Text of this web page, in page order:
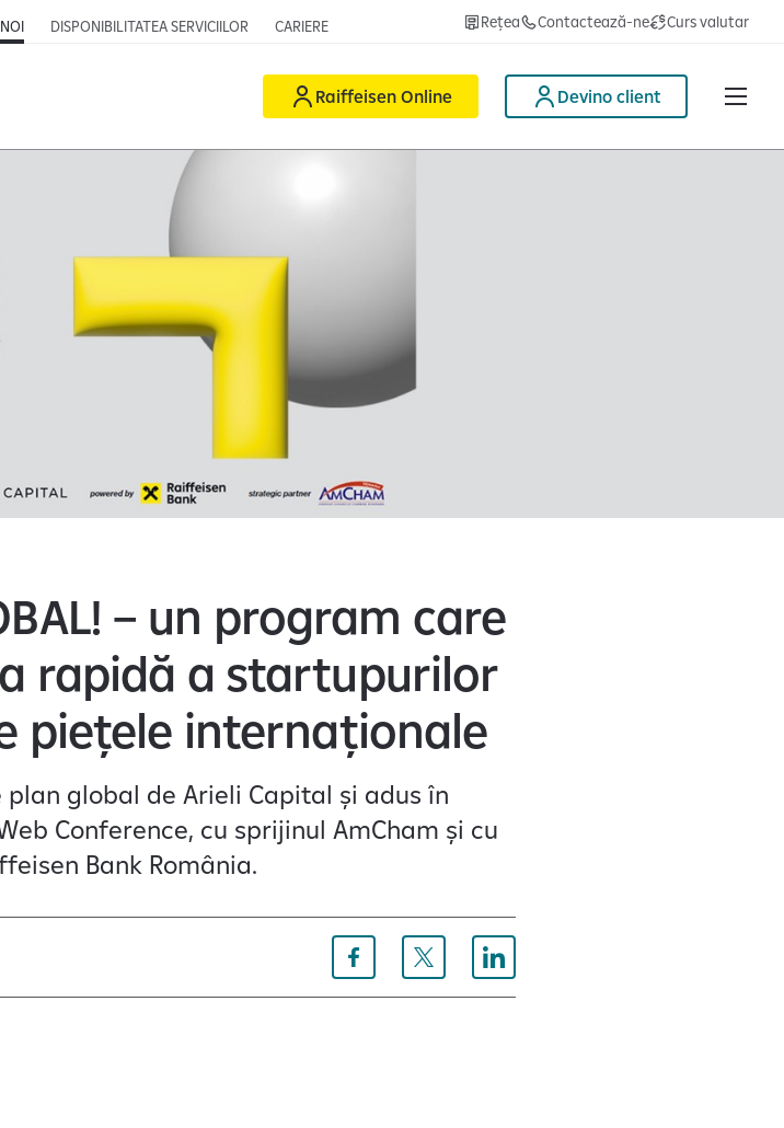
DISPONIBILITATEA SERVICIILOR CARIERE Rețea Contactează-ne Curs valutar
Raiffeisen Online Devino client
– un program care
rapidă a startupurilor
piețele internaționale
plan global de Arieli Capital și adus în
Conference, cu sprijinul AmCham și cu
Bank România.